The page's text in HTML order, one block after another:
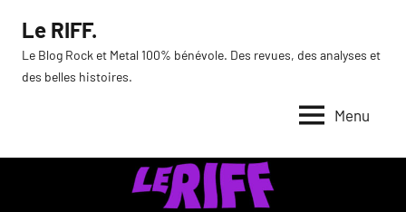
contenu
Le RIFF.
Le Blog Rock et Metal 100% bénévole. Des revues, des analyses et
des belles histoires.
Menu